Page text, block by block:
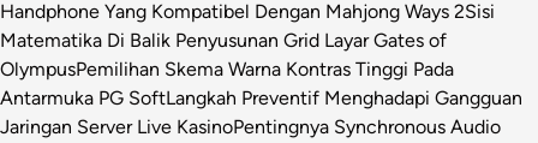
Handphone Yang Kompatibel Dengan Mahjong Ways 2Sisi
Matematika Di Balik Penyusunan Grid Layar Gates of
OlympusPemilihan Skema Warna Kontras Tinggi Pada
Antarmuka PG SoftLangkah Preventif Menghadapi Gangguan
Jaringan Server Live KasinoPentingnya Synchronous Audio